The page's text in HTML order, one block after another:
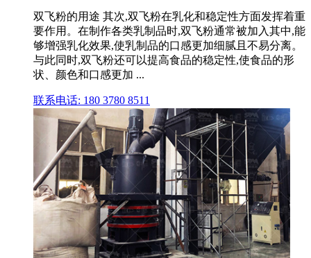
双飞粉的用途 其次,双飞粉在乳化和稳定性方面发挥着重
要作用。在制作各类乳制品时,双飞粉通常被加入其中,能
够增强乳化效果,使乳制品的口感更加细腻且不易分离。
与此同时,双飞粉还可以提高食品的稳定性,使食品的形
状、颜色和口感更加 ...
联系电话: 180 3780 8511